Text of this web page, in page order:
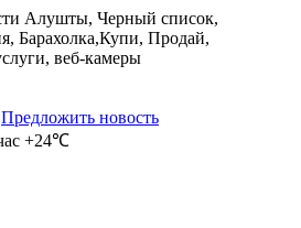
Предложить новость
+24℃